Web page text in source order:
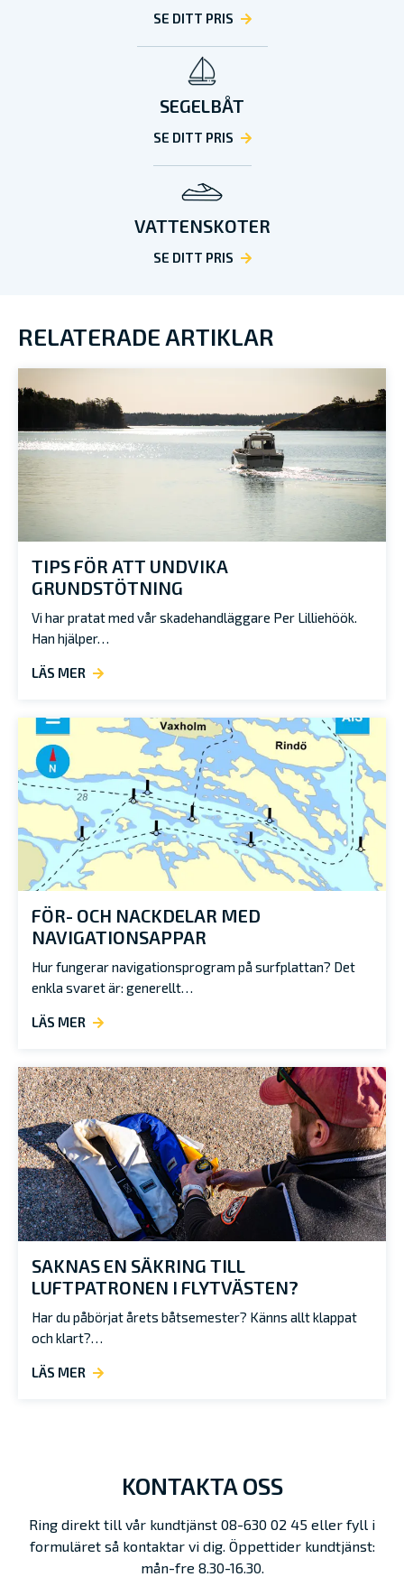
SE DITT PRIS
SEGELBÅT
SE DITT PRIS
VATTENSKOTER
SE DITT PRIS
RELATERADE ARTIKLAR
TIPS FÖR ATT UNDVIKA
GRUNDSTÖTNING
Vi har pratat med vår skadehandläggare Per Lilliehöök.
Han hjälper…
LÄS MER
FÖR- OCH NACKDELAR MED
NAVIGATIONSAPPAR
Hur fungerar navigationsprogram på surfplattan? Det
enkla svaret är: generellt…
LÄS MER
SAKNAS EN SÄKRING TILL
LUFTPATRONEN I FLYTVÄSTEN?
Har du påbörjat årets båtsemester? Känns allt klappat
och klart?…
LÄS MER
KONTAKTA OSS
Ring direkt till vår kundtjänst 08-630 02 45 eller fyll i
formuläret så kontaktar vi dig. Öppettider kundtjänst:
mån-fre 8.30-16.30.